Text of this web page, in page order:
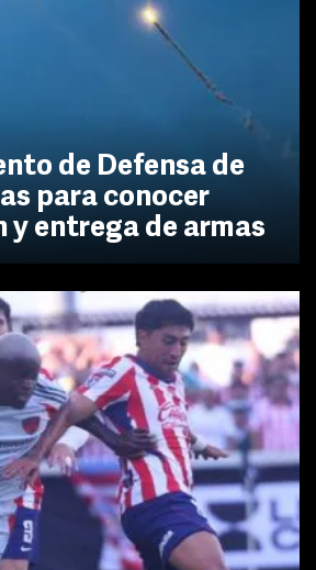
de Defensa de
para conocer
y entrega de armas